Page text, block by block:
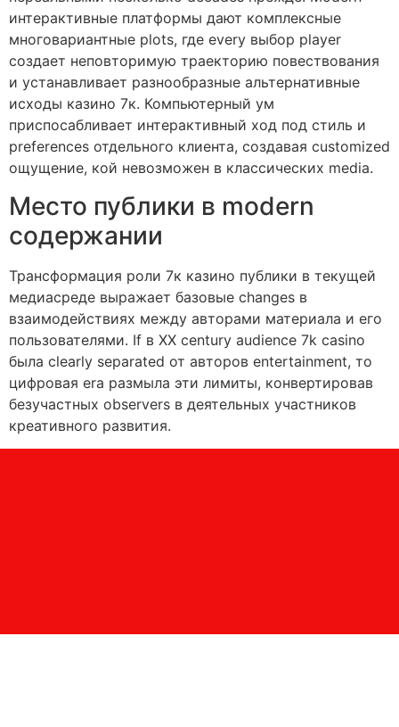
интерактивные платформы дают комплексные
многовариантные plots, где every выбор player
создает неповторимую траекторию повествования
и устанавливает разнообразные альтернативные
исходы казино 7к. Компьютерный ум
приспосабливает интерактивный ход под стиль и
preferences отдельного клиента, создавая customized
ощущение, кой невозможен в классических media.
Место публики в modern
содержании
Трансформация роли 7к казино публики в текущей
медиасреде выражает базовые changes в
взаимодействиях между авторами материала и его
пользователями. If в ХХ century audience 7k casino
была clearly separated от авторов entertainment, то
цифровая era размыла эти лимиты, конвертировав
безучастных observers в деятельных участников
креативного развития.